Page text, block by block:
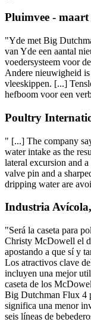
Pluimvee - maart
"Yde met Big
van Yde een aantal
voedersysteem voor
Andere nieuwigheid
vleeskippen. [...]
hefboom voor een
Poultry
" [...] The company
water intake as the
lateral excursion and
valve pin and a
dripping water are
Industria
"Será la caseta para
Christy McDowell el
apostando a que sí y
Los atractivos clave
incluyen una mejor
caseta de los
Big Dutchman Flux 4
significa una menor
seis líneas de